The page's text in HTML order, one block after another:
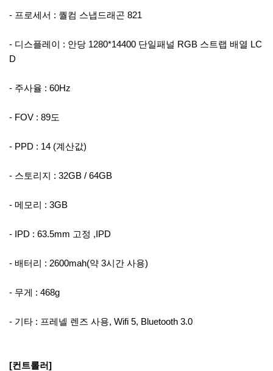
- 프로세서 : 퀄컴 스냅드래곤 821
- 디스플레이 : 안당 1280*14400 단일패널 RGB 스트랩 배열 LC
D
- 주사율 : 60Hz
- FOV : 89도
- PPD : 14 (계산값)
- 스토리지 : 32GB / 64GB
- 메모리 : 3GB
- IPD : 63.5mm 고정 ,IPD
- 배터리 : 2600mah(약 3시간 사용)
- 무게 : 468g
- 기타 : 프레넬 렌즈 사용, Wifi 5, Bluetooth 3.0
[컨트롤러]